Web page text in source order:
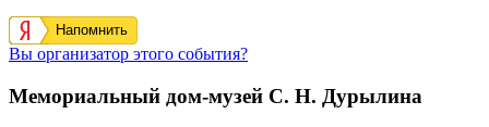
Напомнить
Вы организатор этого события?
Мемориальный дом-музей С. Н. Дурылина